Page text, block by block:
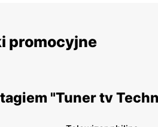
promocyjne
"Tuner tv